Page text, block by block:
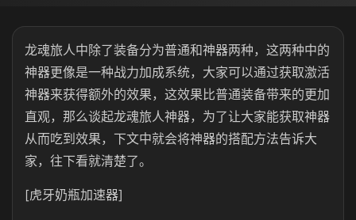
龙魂旅人中除了装备分为普通和神器两种，这两种中的
神器更像是一种战力加成系统，大家可以通过获取激活
神器来获得额外的效果，这效果比普通装备带来的更加
直观，那么谈起龙魂旅人神器，为了让大家能获取神器
从而吃到效果，下文中就会将神器的搭配方法告诉大
家，往下看就清楚了。
[虎牙奶瓶加速器]